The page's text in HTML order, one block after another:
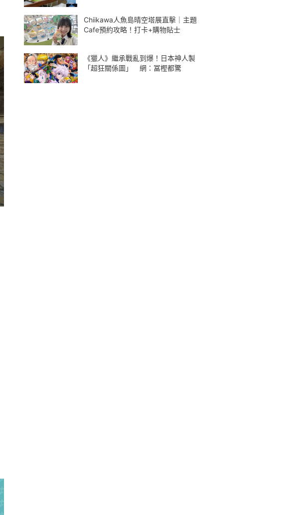
Chiikawa人魚島晴空塔展直擊｜主題
Cafe預約攻略！打卡+購物貼士
《獵人》繼承戰亂到爆！日本神人製
「超狂關係圖」 網：冨樫都驚